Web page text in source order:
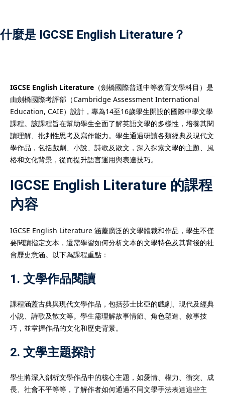
什麼是 IGCSE English Literature？
IGCSE English Literature （劍橋國際普通中等教育文學科目）是
由劍橋國際考評部（Cambridge Assessment International
Education, CAIE）設計，專為14至16歲學生開設的國際中學文學
課程。該課程旨在幫助學生全面了解英語文學的多樣性，培養其閱
讀理解、批判性思考及寫作能力。學生通過研讀各類經典及現代文
學作品，包括戲劇、小說、詩歌及散文，深入探索文學的主題、風
格和文化背景，從而提升語言運用與表達技巧。
IGCSE English Literature 的課程
內容
IGCSE English Literature 涵蓋廣泛的文學體裁和作品，學生不僅
要閱讀指定文本，還需學習如何分析文本的文學特色及其背後的社
會歷史意涵。以下為課程重點：
1. 文學作品閱讀
課程涵蓋古典與現代文學作品，包括莎士比亞的戲劇、現代及經典
小說、詩歌及散文等。學生需理解故事情節、角色塑造、敘事技
巧，並掌握作品的文化和歷史背景。
2. 文學主題探討
學生將深入剖析文學作品中的核心主題，如愛情、權力、衝突、成
長、社會不平等等，了解作者如何通過不同文學手法表達這些主